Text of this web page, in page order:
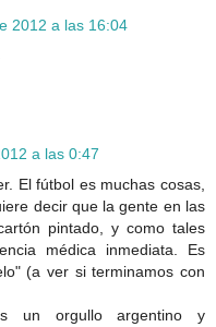
2012 a las 16:04
a las 0:47
El fútbol es muchas cosas,
decir que la gente en las
pintado, y como tales
médica inmediata. Es
(a ver si terminamos con
un orgullo argentino y